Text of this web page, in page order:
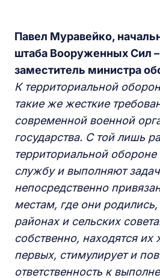
Павел Муравейко,
штаба Вооруженных Сил
заместитель министра
К территориальной
такие же жесткие
современной военной
государства. С той лишь
территориальной
службу и выполняют
непосредственно
местам, где они
районах и сельских
собственно, находятся
первых, стимулирует и
ответственность к